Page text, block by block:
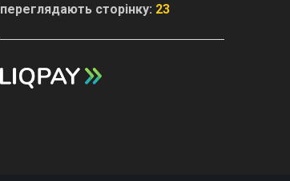
переглядають сторінку: 23